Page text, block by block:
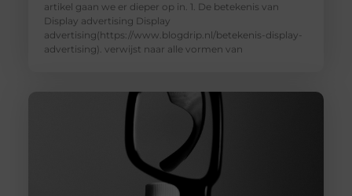
artikel gaan we er dieper op in. 1. De betekenis van
Display advertising Display
advertising(https://www.blogdrip.nl/betekenis-display-
advertising). verwijst naar alle vormen van